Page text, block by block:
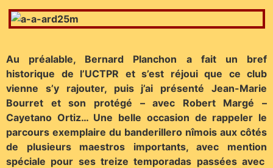
Au préalable, Bernard Planchon a fait un bref
historique de l’UCTPR et s’est réjoui que ce club
vienne s’y rajouter, puis j’ai présenté Jean-Marie
Bourret et son protégé – avec Robert Margé –
Cayetano Ortiz… Une belle occasion de rappeler le
parcours exemplaire du banderillero nîmois aux côtés
de plusieurs maestros importants, avec mention
spéciale pour ses treize temporadas passées avec